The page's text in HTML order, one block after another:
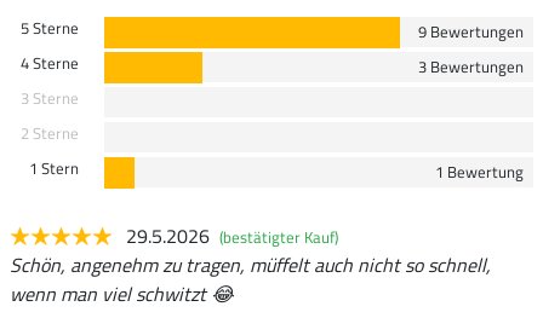
5 Sterne
9 Bewertungen
4 Sterne
3 Bewertungen
3 Sterne
2 Sterne
1 Stern
1 Bewertung
29.5.2026 (bestätigter Kauf)
Schön, angenehm zu tragen, müffelt auch nicht so schnell,
wenn man viel schwitzt 😂